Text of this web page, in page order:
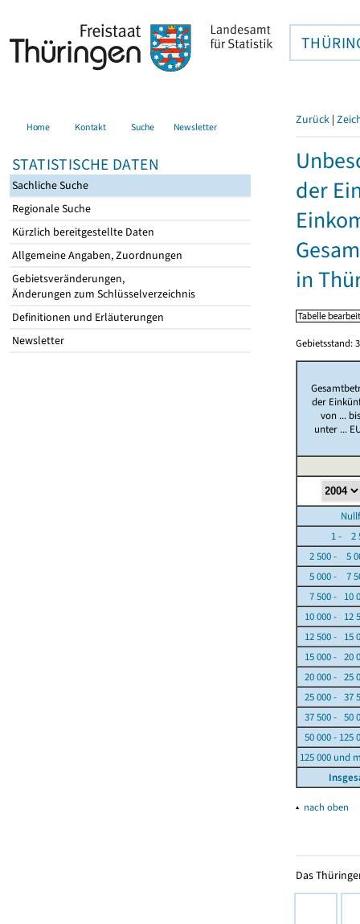
Home Kontakt Suche Newsletter
STATISTISCHE DATEN
Sachliche Suche
Regionale Suche
Kürzlich bereitgestellte Daten
Allgemeine Angaben, Zuordnungen
Gebietsveränderungen,
Änderungen zum Schlüsselverzeichnis
Definitionen und Erläuterungen
Newsletter
Zurück |
der
in
Gebietsstand:
der
von ...
unter ...
1 - 2
2 500 - 5
5 000 - 7
7 500 - 10
10 000 - 12
12 500 - 15
15 000 - 20
20 000 - 25
25 000 - 37
37 500 - 50
50 000 - 125
125 000 und
▴ nach oben
Das